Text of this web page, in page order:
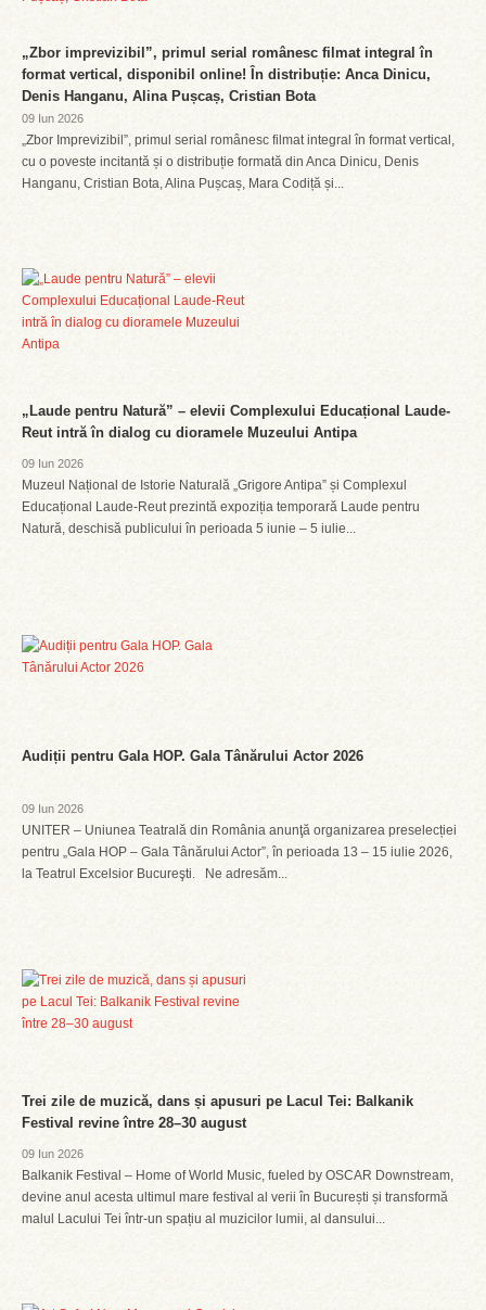
„Zbor imprevizibil”, primul serial românesc filmat integral în
format vertical, disponibil online! În distribuție: Anca Dinicu,
Denis Hanganu, Alina Pușcaș, Cristian Bota
09 Iun 2026
„Zbor Imprevizibil”, primul serial românesc filmat integral în format vertical,
cu o poveste incitantă și o distribuție formată din Anca Dinicu, Denis
Hanganu, Cristian Bota, Alina Pușcaș, Mara Codiță și...
„Laude pentru Natură” – elevii Complexului Educațional Laude-
Reut intră în dialog cu dioramele Muzeului Antipa
09 Iun 2026
Muzeul Național de Istorie Naturală „Grigore Antipa” și Complexul
Educațional Laude-Reut prezintă expoziția temporară Laude pentru
Natură, deschisă publicului în perioada 5 iunie – 5 iulie...
Audiții pentru Gala HOP. Gala Tânărului Actor 2026
09 Iun 2026
UNITER – Uniunea Teatrală din România anunţă organizarea preselecției
pentru „Gala HOP – Gala Tânărului Actor”, în perioada 13 – 15 iulie 2026,
la Teatrul Excelsior Bucureşti. Ne adresăm...
Trei zile de muzică, dans și apusuri pe Lacul Tei: Balkanik
Festival revine între 28–30 august
09 Iun 2026
Balkanik Festival – Home of World Music, fueled by OSCAR Downstream,
devine anul acesta ultimul mare festival al verii în București și transformă
malul Lacului Tei într-un spațiu al muzicilor lumii, al dansului...